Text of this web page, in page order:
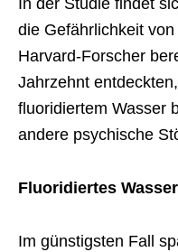
In der Studie findet
die Gefährlichkeit
Harvard-Forscher
Jahrzehnt
fluoridiertem Wasser
andere psychische
Fluoridiertes
Im günstigsten Fall